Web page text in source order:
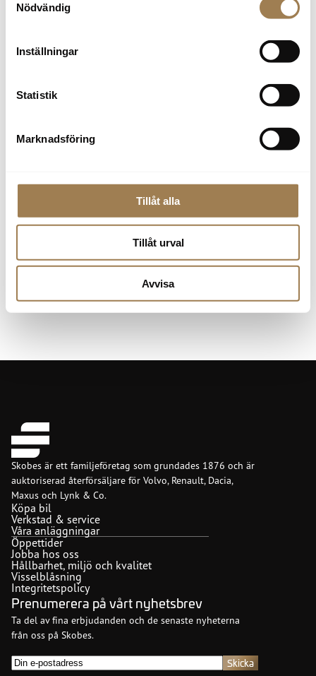
Nödvändig
Inställningar
Statistik
Marknadsföring
Tillåt alla
Tillåt urval
Avvisa
Du som bor i en landsbygdskommun eller i ett annat
Ingen i hushållet får ha en så hög inkomst att de betalar
statlig inkomstskatt. Hushållets samlade inkomst får inte
Ingen i hushållet får ha ägt eller leasat en elbil eller
laddhybrid under de senaste 12 månaderna innan
Läs mer här
Frågor? Kontakta oss!
Skobes är ett familjeföretag som grundades 1876 och är
auktoriserad återförsäljare för Volvo, Renault, Dacia,
Maxus och Lynk & Co.
Köpa bil
Verkstad & service
Våra anläggningar
Öppettider
Jobba hos oss
Hållbarhet, miljö och kvalitet
Visselblåsning
Integritetspolicy
Prenumerera på vårt nyhetsbrev
Ta del av fina erbjudanden och de senaste nyheterna
från oss på Skobes.
E-